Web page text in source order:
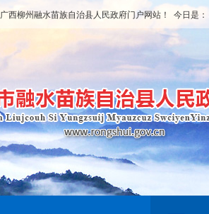
广西柳州融水苗族自治县人民政府门户网站！ 今日是：